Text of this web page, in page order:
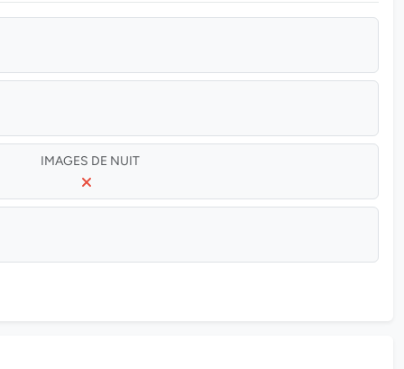
IMAGES DE NUIT